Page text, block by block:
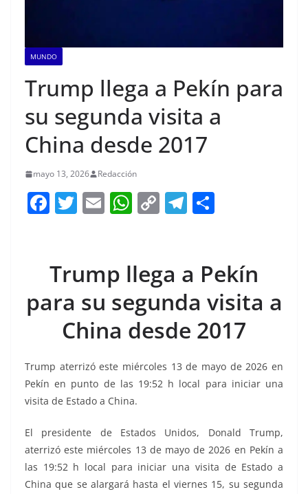
MUNDO
Trump llega a Pekín para
su segunda visita a
China desde 2017
mayo 13, 2026 Redacción
F
e
b
o
k
T
er
E
l
W
s
A
p
p
C
y
Li
n
k
T
gr
a
m
e
Trump llega a Pekín
para su segunda visita a
China desde 2017
Trump aterrizó este miércoles 13 de mayo de 2026 en
Pekín en punto de las 19:52 h local para iniciar una
visita de Estado a China.
El presidente de Estados Unidos, Donald Trump,
aterrizó este miércoles 13 de mayo de 2026 en Pekín a
las 19:52 h local para iniciar una visita de Estado a
China que se alargará hasta el viernes 15, su segunda